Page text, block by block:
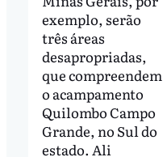
exemplo, serão
três áreas
desapropriadas,
que compreendem
o acampamento
Quilombo Campo
Grande, no Sul do
estado. Ali